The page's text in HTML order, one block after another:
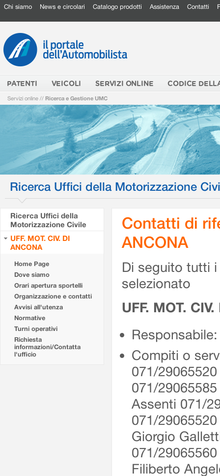
Chi siamo News e circolari Catalogo prodotti Assistenza Contatti
PATENTI VEICOLI SERVIZI ONLINE CODICE
Servizi online // Ricerca e Gestione UMC
Ricerca Uffici della Motorizzazione
Ricerca Uffici della
Motorizzazione Civile
UFF. MOT. CIV. DI
ANCONA
Home Page
Dove siamo
Orari apertura sportelli
Organizzazione e contatti
Avvisi all'utenza
Normative
Turni operativi
Richiesta
informazioni/Contatta
l'ufficio
Contatti di
ANCONA
Di seguito tutti
selezionato
UFF. MOT.
Compiti o
071/
071/
Assenti 071/
071/
Giorgio
071/
Filiberto